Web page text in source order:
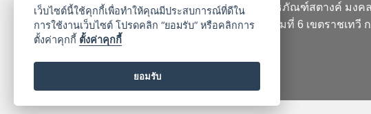
พิพิธภัณฑ์สตางค์ มงค
ถนนพระรามที่ 6 เขตราชเทวี
เว็บไซต์นี้ใช้คุกกี้เพื่อทำให้คุณมีประสบการณ์ที่ดีใน
การใช้งานเว็บไซต์ โปรดคลิก “ยอมรับ” หรือคลิกการ
ตั้งค่าคุกกี้ ตั้งค่าคุกกี้
ยอมรับ